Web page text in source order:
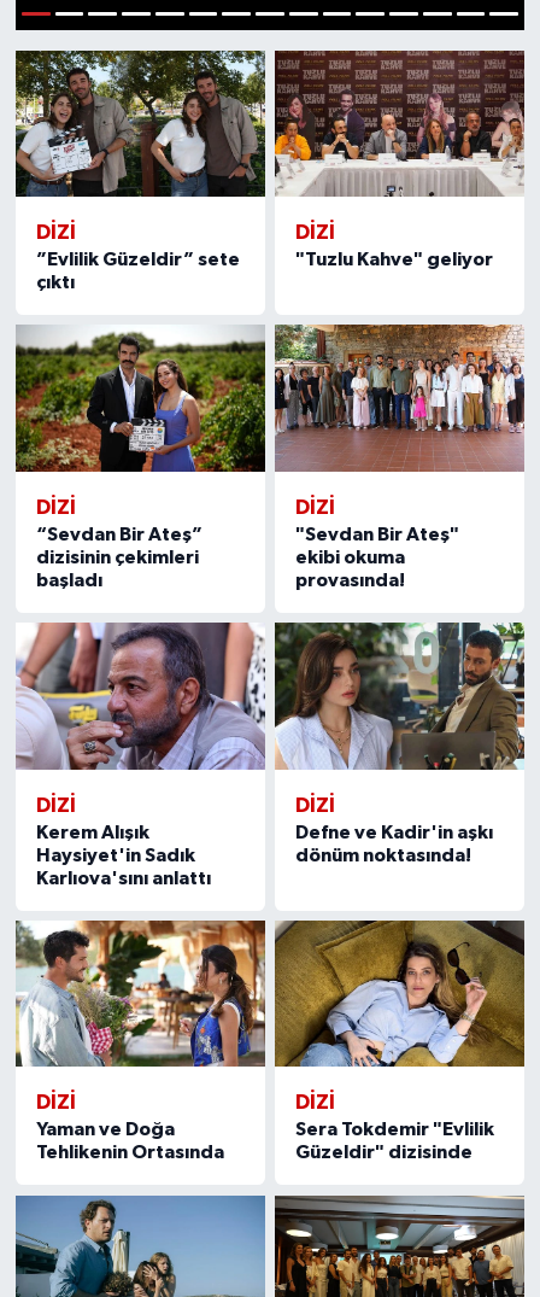
DİZİ
”Evlilik Güzeldir” sete
çıktı
DİZİ
"Tuzlu Kahve" geliyor
DİZİ
“Sevdan Bir Ateş”
dizisinin çekimleri
başladı
DİZİ
"Sevdan Bir Ateş"
ekibi okuma
provasında!
DİZİ
Kerem Alışık
Haysiyet'in Sadık
Karlıova'sını anlattı
DİZİ
Defne ve Kadir'in aşkı
dönüm noktasında!
DİZİ
Yaman ve Doğa
Tehlikenin Ortasında
DİZİ
Sera Tokdemir "Evlilik
Güzeldir" dizisinde